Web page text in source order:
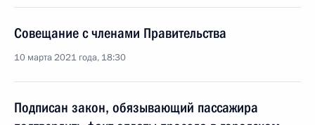
Совещание с членами Правительства
10 марта 2021 года, 18:30
Подписан закон, обязывающий пассажира